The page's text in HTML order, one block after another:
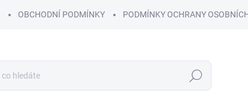
OBCHODNÍ PODMÍNKY PODMÍNKY OCHRANY
Hledat